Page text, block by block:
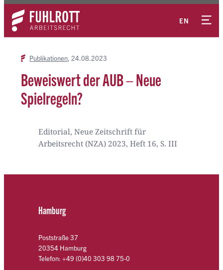
Zum
Inhalt
springen
EN
Kontakt
Publikationen 24.08.2023
Beweiswert der AUB – Neue
Spielregeln?
Editorial, Neue Zeitschrift für
Arbeitsrecht (NZA) 2023, Heft 16, S. III
Hamburg
Poststraße 37
20354 Hamburg
Telefon: +49 (0)40 303 98 75-0